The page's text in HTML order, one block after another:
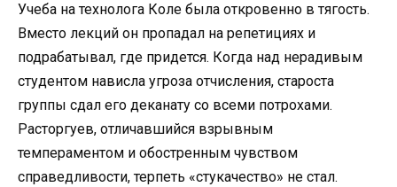
Учеба на технолога Коле была откровенно в тягость.
Вместо лекций он пропадал на репетициях и
подрабатывал, где придется. Когда над нерадивым
студентом нависла угроза отчисления, староста
группы сдал его деканату со всеми потрохами.
Расторгуев, отличавшийся взрывным
темпераментом и обостренным чувством
справедливости, терпеть «стукачество» не стал.